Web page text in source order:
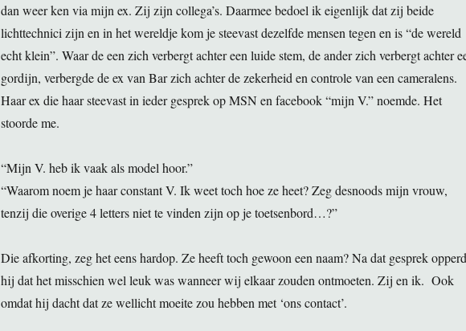
dan weer ken via mijn ex. Zij zijn collega’s. Daarmee bedoel ik eigenlijk dat zij beide
lichttechnici zijn en in het wereldje kom je steevast dezelfde mensen tegen en is “de wereld
echt klein”. Waar de een zich verbergt achter een luide stem, de ander zich verbergt achter
gordijn, verbergde de ex van Bar zich achter de zekerheid en controle van een cameralens.
Haar ex die haar steevast in ieder gesprek op MSN en facebook “mijn V.” noemde. Het
stoorde me.
“Mijn V. heb ik vaak als model hoor.”
“Waarom noem je haar constant V. Ik weet toch hoe ze heet? Zeg desnoods mijn vrouw,
tenzij die overige 4 letters niet te vinden zijn op je toetsenbord…?”
Die afkorting, zeg het eens hardop. Ze heeft toch gewoon een naam? Na dat gesprek
hij dat het misschien wel leuk was wanneer wij elkaar zouden ontmoeten. Zij en ik. Ook
omdat hij dacht dat ze wellicht moeite zou hebben met ‘ons contact’.